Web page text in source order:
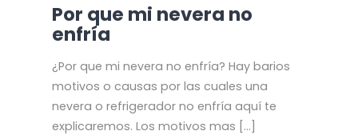
Por que mi nevera no
enfría
¿Por que mi nevera no enfría? Hay barios
motivos o causas por las cuales una
nevera o refrigerador no enfría aquí te
explicaremos. Los motivos mas […]